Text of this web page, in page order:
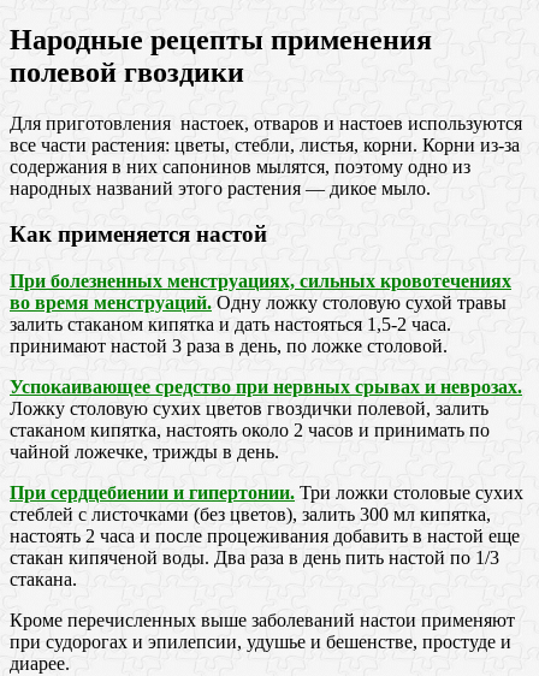
Народные рецепты применения
полевой гвоздики
Для приготовления настоек, отваров и настоев используются
все части растения: цветы, стебли, листья, корни. Корни из-за
содержания в них сапонинов мылятся, поэтому одно из
народных названий этого растения — дикое мыло.
Как применяется настой
При болезненных менструациях, сильных кровотечениях
во время менструаций. Одну ложку столовую сухой травы
залить стаканом кипятка и дать настояться 1,5-2 часа.
принимают настой 3 раза в день, по ложке столовой.
Успокаивающее средство при нервных срывах и неврозах.
Ложку столовую сухих цветов гвоздички полевой, залить
стаканом кипятка, настоять около 2 часов и принимать по
чайной ложечке, трижды в день.
При сердцебиении и гипертонии. Три ложки столовые сухих
стеблей с листочками (без цветов), залить 300 мл кипятка,
настоять 2 часа и после процеживания добавить в настой еще
стакан кипяченой воды. Два раза в день пить настой по 1/3
стакана.
Кроме перечисленных выше заболеваний настои применяют
при судорогах и эпилепсии, удушье и бешенстве, простуде и
диарее.